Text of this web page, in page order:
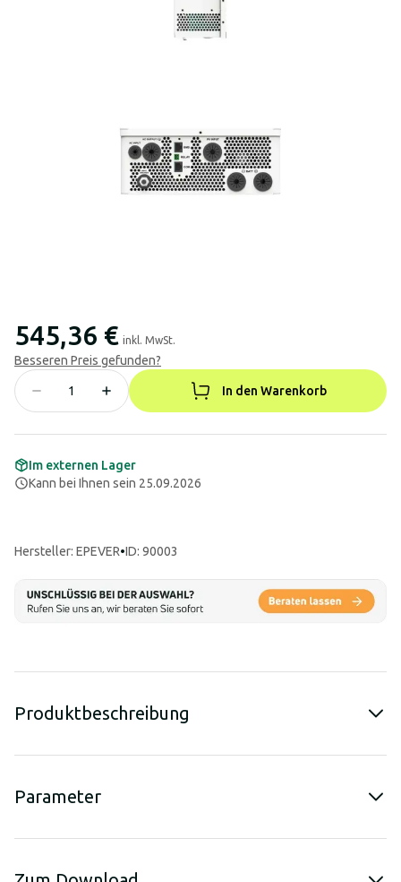
545,36 € inkl. MwSt.
Besseren Preis gefunden?
In den Warenkorb
Im externen Lager
Kann bei Ihnen sein 25.09.2026
Hersteller: EPEVER•ID: 90003
Produktbeschreibung
Parameter